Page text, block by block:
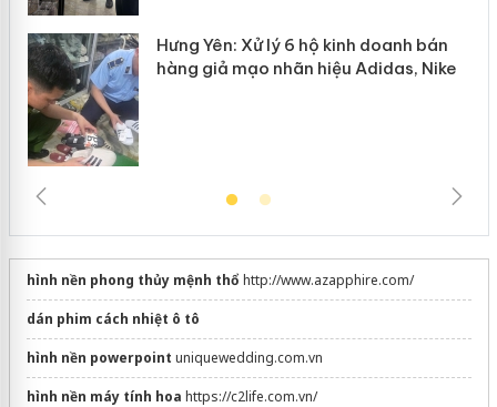
Hưng Yên: Xử lý 6 hộ kinh doanh bán
hàng giả mạo nhãn hiệu Adidas, Nike
hình nền phong thủy mệnh thổ http://www.azapphire.com/
dán phim cách nhiệt ô tô
hình nền powerpoint uniquewedding.com.vn
hình nền máy tính hoa https://c2life.com.vn/